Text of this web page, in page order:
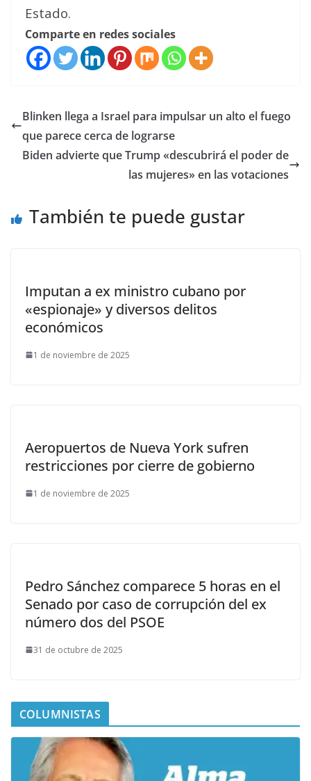
Estado.
Comparte en redes sociales
Blinken llega a Israel para impulsar un alto el fuego
que parece cerca de lograrse
Biden advierte que Trump «descubrirá el poder de
las mujeres» en las votaciones
También te puede gustar
Imputan a ex ministro cubano por
«espionaje» y diversos delitos
económicos
1 de noviembre de 2025
Aeropuertos de Nueva York sufren
restricciones por cierre de gobierno
1 de noviembre de 2025
Pedro Sánchez comparece 5 horas en el
Senado por caso de corrupción del ex
número dos del PSOE
31 de octubre de 2025
COLUMNISTAS